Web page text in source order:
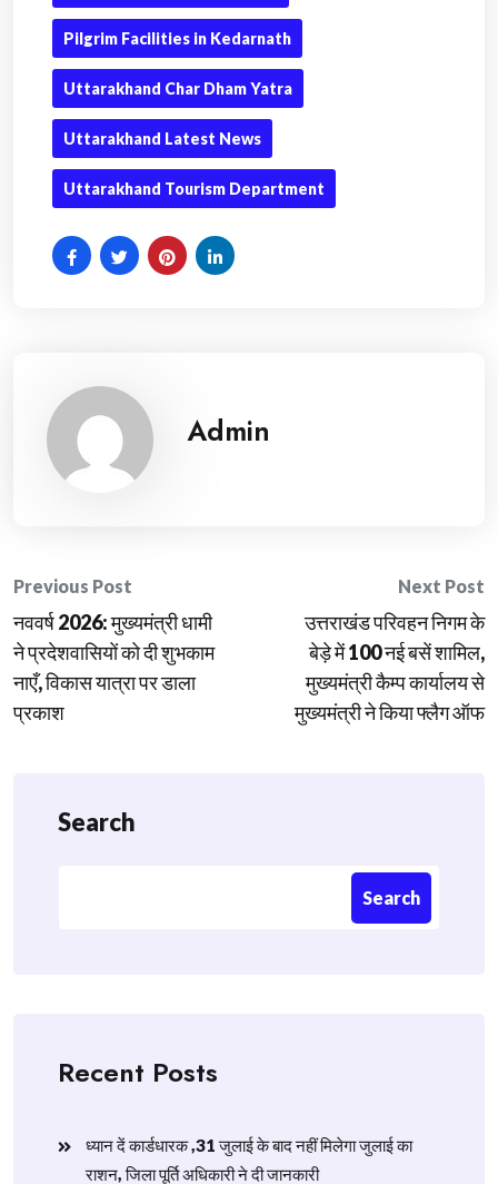
Pilgrim Facilities in Kedarnath
Uttarakhand Char Dham Yatra
Uttarakhand Latest News
Uttarakhand Tourism Department
Admin
Post
navigation
Previous Post
नववर्ष 2026: मुख्यमंत्री धामी
ने प्रदेशवासियों को दी शुभकाम
नाएँ, विकास यात्रा पर डाला
प्रकाश
Next Post
उत्तराखंड परिवहन निगम के
बेड़े में 100 नई बसें शामिल,
मुख्यमंत्री कैम्प कार्यालय से
मुख्यमंत्री ने किया फ्लैग ऑफ
Search
Search
Recent Posts
ध्यान दें कार्डधारक ,31 जुलाई के बाद नहीं मिलेगा जुलाई का
राशन, जिला पूर्ति अधिकारी ने दी जानकारी